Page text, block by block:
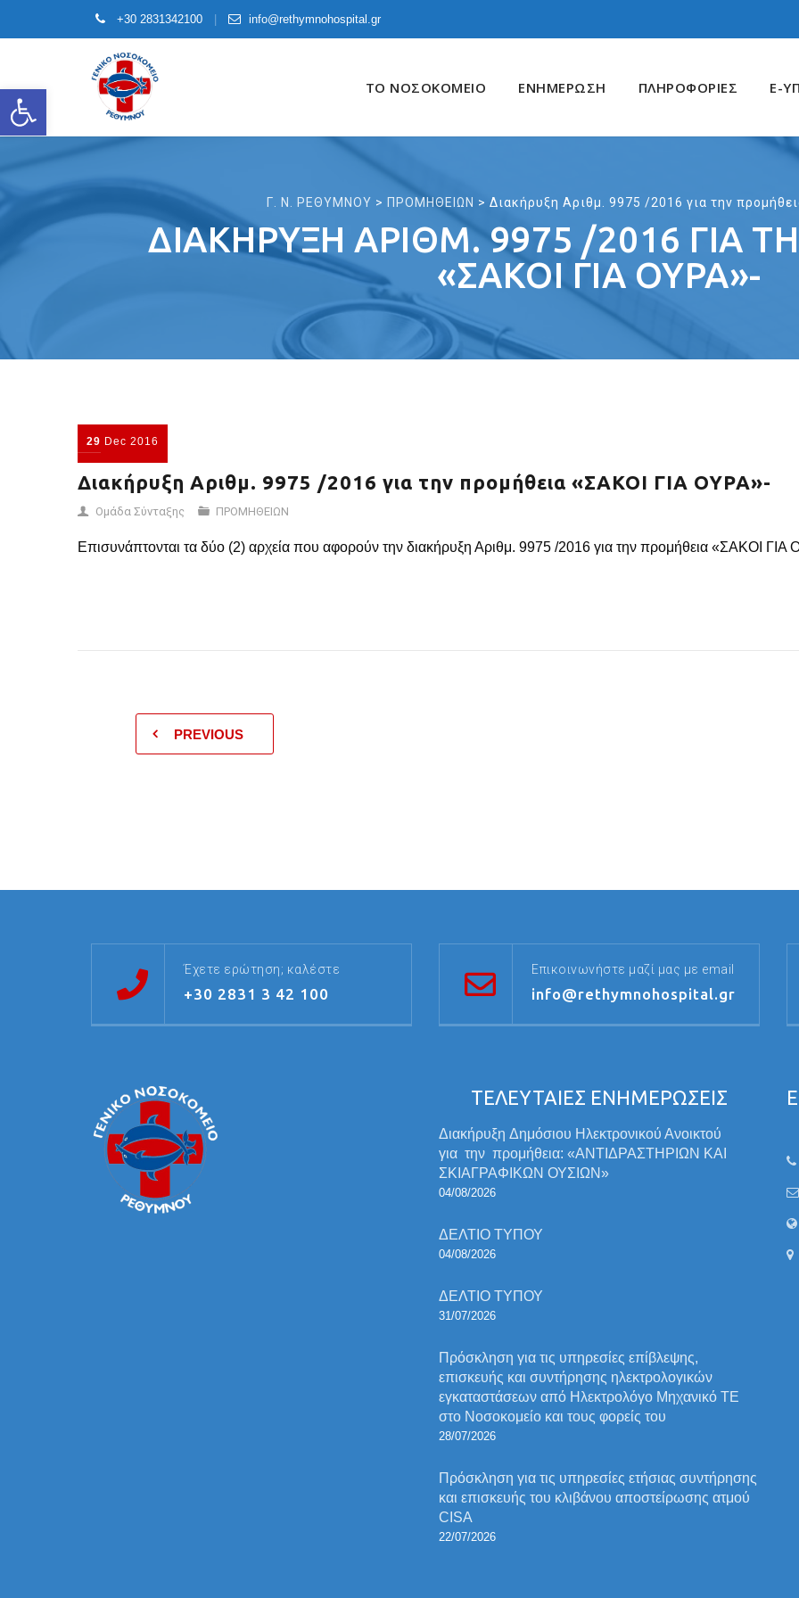
Open toolbar
+30 2831342100 info@rethymnohospital.gr
content
ΤΟ ΝΟΣΟΚΟΜΕΙΟ ΕΝΗΜΕΡΩΣΗ ΠΛΗΡΟΦΟΡΙΕΣ E-
Γ. Ν. ΡΕΘΥΜΝΟΥ > ΠΡΟΜΗΘΕΙΩΝ > Διακήρυξη Αριθμ. 9975 /2016 για την
ΔΙΑΚΉΡΥΞΗ ΑΡΙΘΜ. 9975 /2016 ΓΙΑ
«ΣΑΚΟΙ ΓΙΑ ΟΥΡΑ»-
29 Dec 2016
Διακήρυξη Αριθμ. 9975 /2016 για την προμήθεια «ΣΑΚΟΙ ΓΙΑ ΟΥΡΑ»-
Ομάδα Σύνταξης ΠΡΟΜΗΘΕΙΩΝ
Επισυνάπτονται τα δύο (2) αρχεία που αφορούν την διακήρυξη Αριθμ. 9975 /2016 για την προμήθεια «ΣΑΚΟΙ ΓΙΑ
PREVIOUS
Έχετε ερώτηση; καλέστε
+30 2831 3 42 100
Επικοινωνήστε μαζί μας με email
info@rethymnohospital.gr
ΤΕΛΕΥΤΑΙΕΣ ΕΝΗΜΕΡΩΣΕΙΣ
Διακήρυξη Δημόσιου Ηλεκτρονικού Ανοικτού
για την προμήθεια: «ΑΝΤΙΔΡΑΣΤΗΡΙΩΝ ΚΑΙ
ΣΚΙΑΓΡΑΦΙΚΩΝ ΟΥΣΙΩΝ»
04/08/2026
ΔΕΛΤΙΟ ΤΥΠΟΥ
04/08/2026
ΔΕΛΤΙΟ ΤΥΠΟΥ
31/07/2026
Πρόσκληση για τις υπηρεσίες επίβλεψης,
επισκευής και συντήρησης ηλεκτρολογικών
εγκαταστάσεων από Ηλεκτρολόγο Μηχανικό ΤΕ
στο Νοσοκομείο και τους φορείς του
28/07/2026
Πρόσκληση για τις υπηρεσίες ετήσιας συντήρησης
και επισκευής του κλιβάνου αποστείρωσης ατμού
CISA
22/07/2026